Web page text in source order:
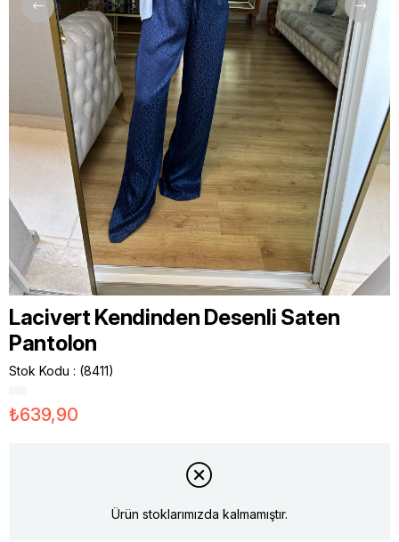
Lacivert Kendinden Desenli Saten
Pantolon
Stok Kodu (8411)
₺639,90
Ürün stoklarımızda kalmamıştır.